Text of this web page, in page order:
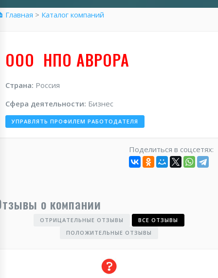
Главная > Каталог компаний
ООО НПО АВРОРА
Страна: Россия
Сфера деятельности: Бизнес
УПРАВЛЯТЬ ПРОФИЛЕМ РАБОТОДАТЕЛЯ
Поделиться в соцсетях:
о компании
ОТРИЦАТЕЛЬНЫЕ ОТЗЫВЫ
ВСЕ ОТЗЫВЫ
ПОЛОЖИТЕЛЬНЫЕ ОТЗЫВЫ